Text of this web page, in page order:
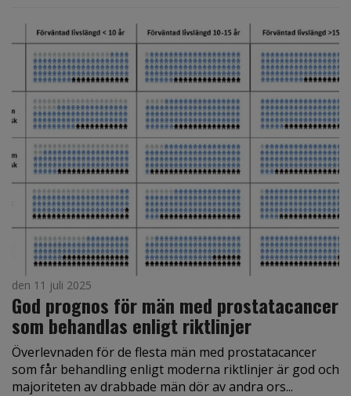
den 11 juli 2025
God prognos för män med prostatacancer
som behandlas enligt riktlinjer
Överlevnaden för de flesta män med prostatacancer
som får behandling enligt moderna riktlinjer är god och
majoriteten av drabbade män dör av andra ors...